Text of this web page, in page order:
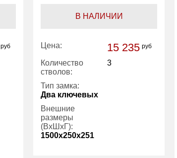
руб
В НАЛИЧИИ
Цена: 15 235 руб
Количество
стволов:
3
Тип замка:
Два ключевых
Внешние
размеры
(ВхШхГ):
1500x250x251